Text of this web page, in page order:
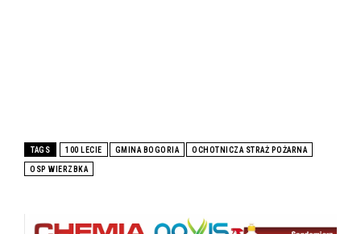
TAGS 100 LECIE GMINA BOGORIA OCHOTNICZA STRAŻ POŻARNA
OSP WIERZBKA